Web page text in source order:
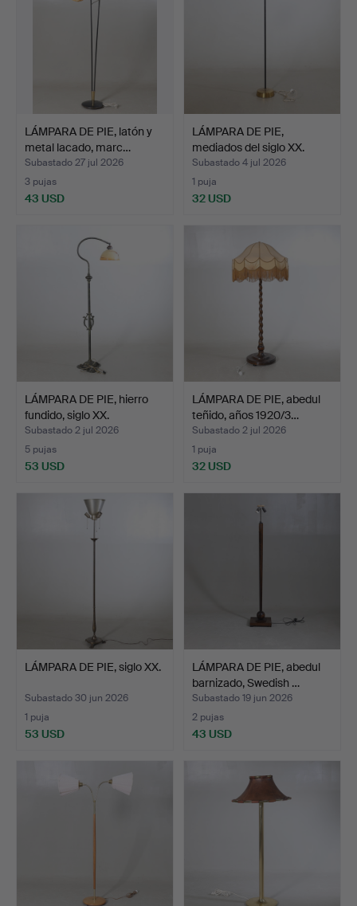
LÁMPARA DE PIE, latón y
metal lacado, marc…
Subastado 27 jul 2026
3 pujas
43 USD
LÁMPARA DE PIE,
mediados del siglo XX.
Subastado 4 jul 2026
1 puja
32 USD
LÁMPARA DE PIE, hierro
fundido, siglo XX.
Subastado 2 jul 2026
5 pujas
53 USD
LÁMPARA DE PIE, abedul
teñido, años 1920/3…
Subastado 2 jul 2026
1 puja
32 USD
LÁMPARA DE PIE, siglo XX.
Subastado 30 jun 2026
1 puja
53 USD
LÁMPARA DE PIE, abedul
barnizado, Swedish …
Subastado 19 jun 2026
2 pujas
43 USD